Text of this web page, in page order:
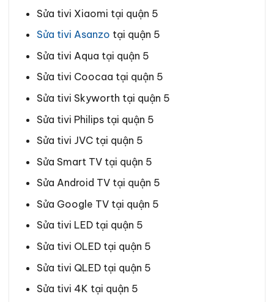
Sửa tivi Xiaomi tại quận 5
Sửa tivi Asanzo tại quận 5
Sửa tivi Aqua tại quận 5
Sửa tivi Coocaa tại quận 5
Sửa tivi Skyworth tại quận 5
Sửa tivi Philips tại quận 5
Sửa tivi JVC tại quận 5
Sửa Smart TV tại quận 5
Sửa Android TV tại quận 5
Sửa Google TV tại quận 5
Sửa tivi LED tại quận 5
Sửa tivi OLED tại quận 5
Sửa tivi QLED tại quận 5
Sửa tivi 4K tại quận 5